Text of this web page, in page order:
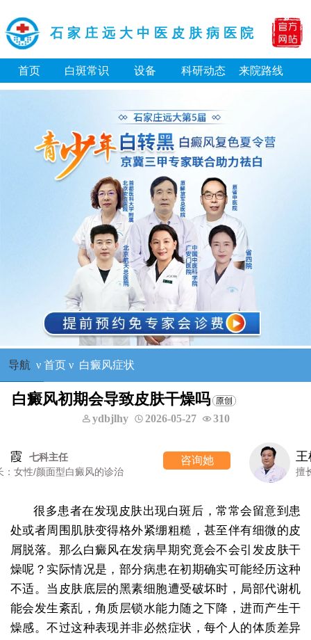
石家庄远大中医皮肤病医院
首页 白斑常识 设备 科研动态 来院路线
导航 ν 首页ν 白癜风症状
白癜风初期会导致皮肤干燥吗
ydbjlhy 2026-05-27 310
咨询她 王树申
一科主任
擅长：外科手术治疗各类白癜风等
很多患者在发现皮肤出现白斑后，常常会留意到患
处或者周围肌肤变得格外紧绷粗糙，甚至伴有细微的皮
屑脱落。那么白癜风在发病早期究竟会不会引发皮肤干
燥呢？实际情况是，部分病患在初期确实可能经历这种
不适。当皮肤底层的黑素细胞遭受破坏时，局部代谢机
能会发生紊乱，角质层锁水能力随之下降，进而产生干
燥感。不过这种表现并非必然症状，每个人的体质差异